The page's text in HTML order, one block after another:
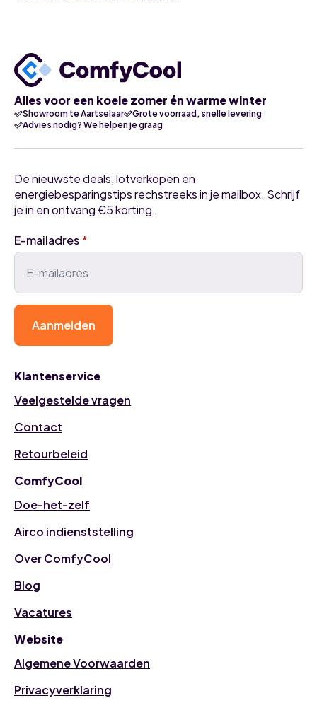
Alles voor een koele zomer én warme winter
Showroom te Aartselaar
Grote voorraad, snelle levering
Advies nodig? We helpen je graag
Klantenservice
Veelgestelde vragen
Contact
Retourbeleid
ComfyCool
Doe-het-zelf
Airco indienststelling
Over ComfyCool
Blog
Vacatures
Website
Algemene Voorwaarden
Privacyverklaring
De nieuwste deals, lotverkopen en
energiebesparingstips rechstreeks in je mailbox. Schrijf
je in en ontvang €5 korting.
E-mailadres*
Aanmelden